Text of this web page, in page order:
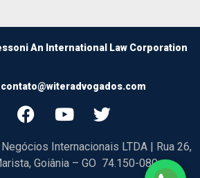
An International Law Corporation
contato@witeradvogados.com
Internacionais LTDA | Rua 26,
Goiânia – GO 74.150-080